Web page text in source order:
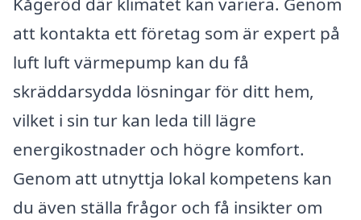
att kontakta ett företag som är expert på
luft luft värmepump kan du få
skräddarsydda lösningar för ditt hem,
vilket i sin tur kan leda till lägre
energikostnader och högre komfort.
Genom att utnyttja lokal kompetens kan
du även ställa frågor och få insikter om